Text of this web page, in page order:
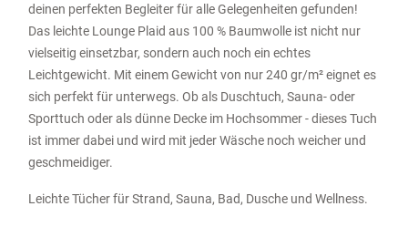
deinen perfekten Begleiter für alle Gelegenheiten gefunden!
Das leichte Lounge Plaid aus 100 % Baumwolle ist nicht nur
vielseitig einsetzbar, sondern auch noch ein echtes
Leichtgewicht. Mit einem Gewicht von nur 240 gr/m² eignet es
sich perfekt für unterwegs. Ob als Duschtuch, Sauna- oder
Sporttuch oder als dünne Decke im Hochsommer - dieses Tuch
ist immer dabei und wird mit jeder Wäsche noch weicher und
geschmeidiger.
Leichte Tücher für Strand, Sauna, Bad, Dusche und Wellness.